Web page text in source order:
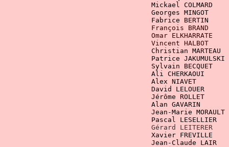
Vincent HALBOT
Christian
    Patrice JAKUMULSKI
    Sylvain BECQUET
Ali CHERKAOUI
  David LELOUER
Jérôme ROLLET
Alan GAVARIN
Jean-Marie
Pascal LESELLIER
Gérard LEITERER
Xavier FREVILLE
Jean-Claude